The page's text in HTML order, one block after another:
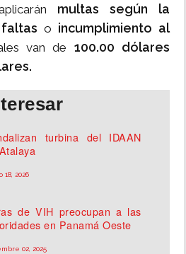
multas según la
o incumplimiento al
van de 100.00 dólares
turbina del IDAAN
18, 2026
de VIH preocupan a las
en Panamá Oeste
02, 2025